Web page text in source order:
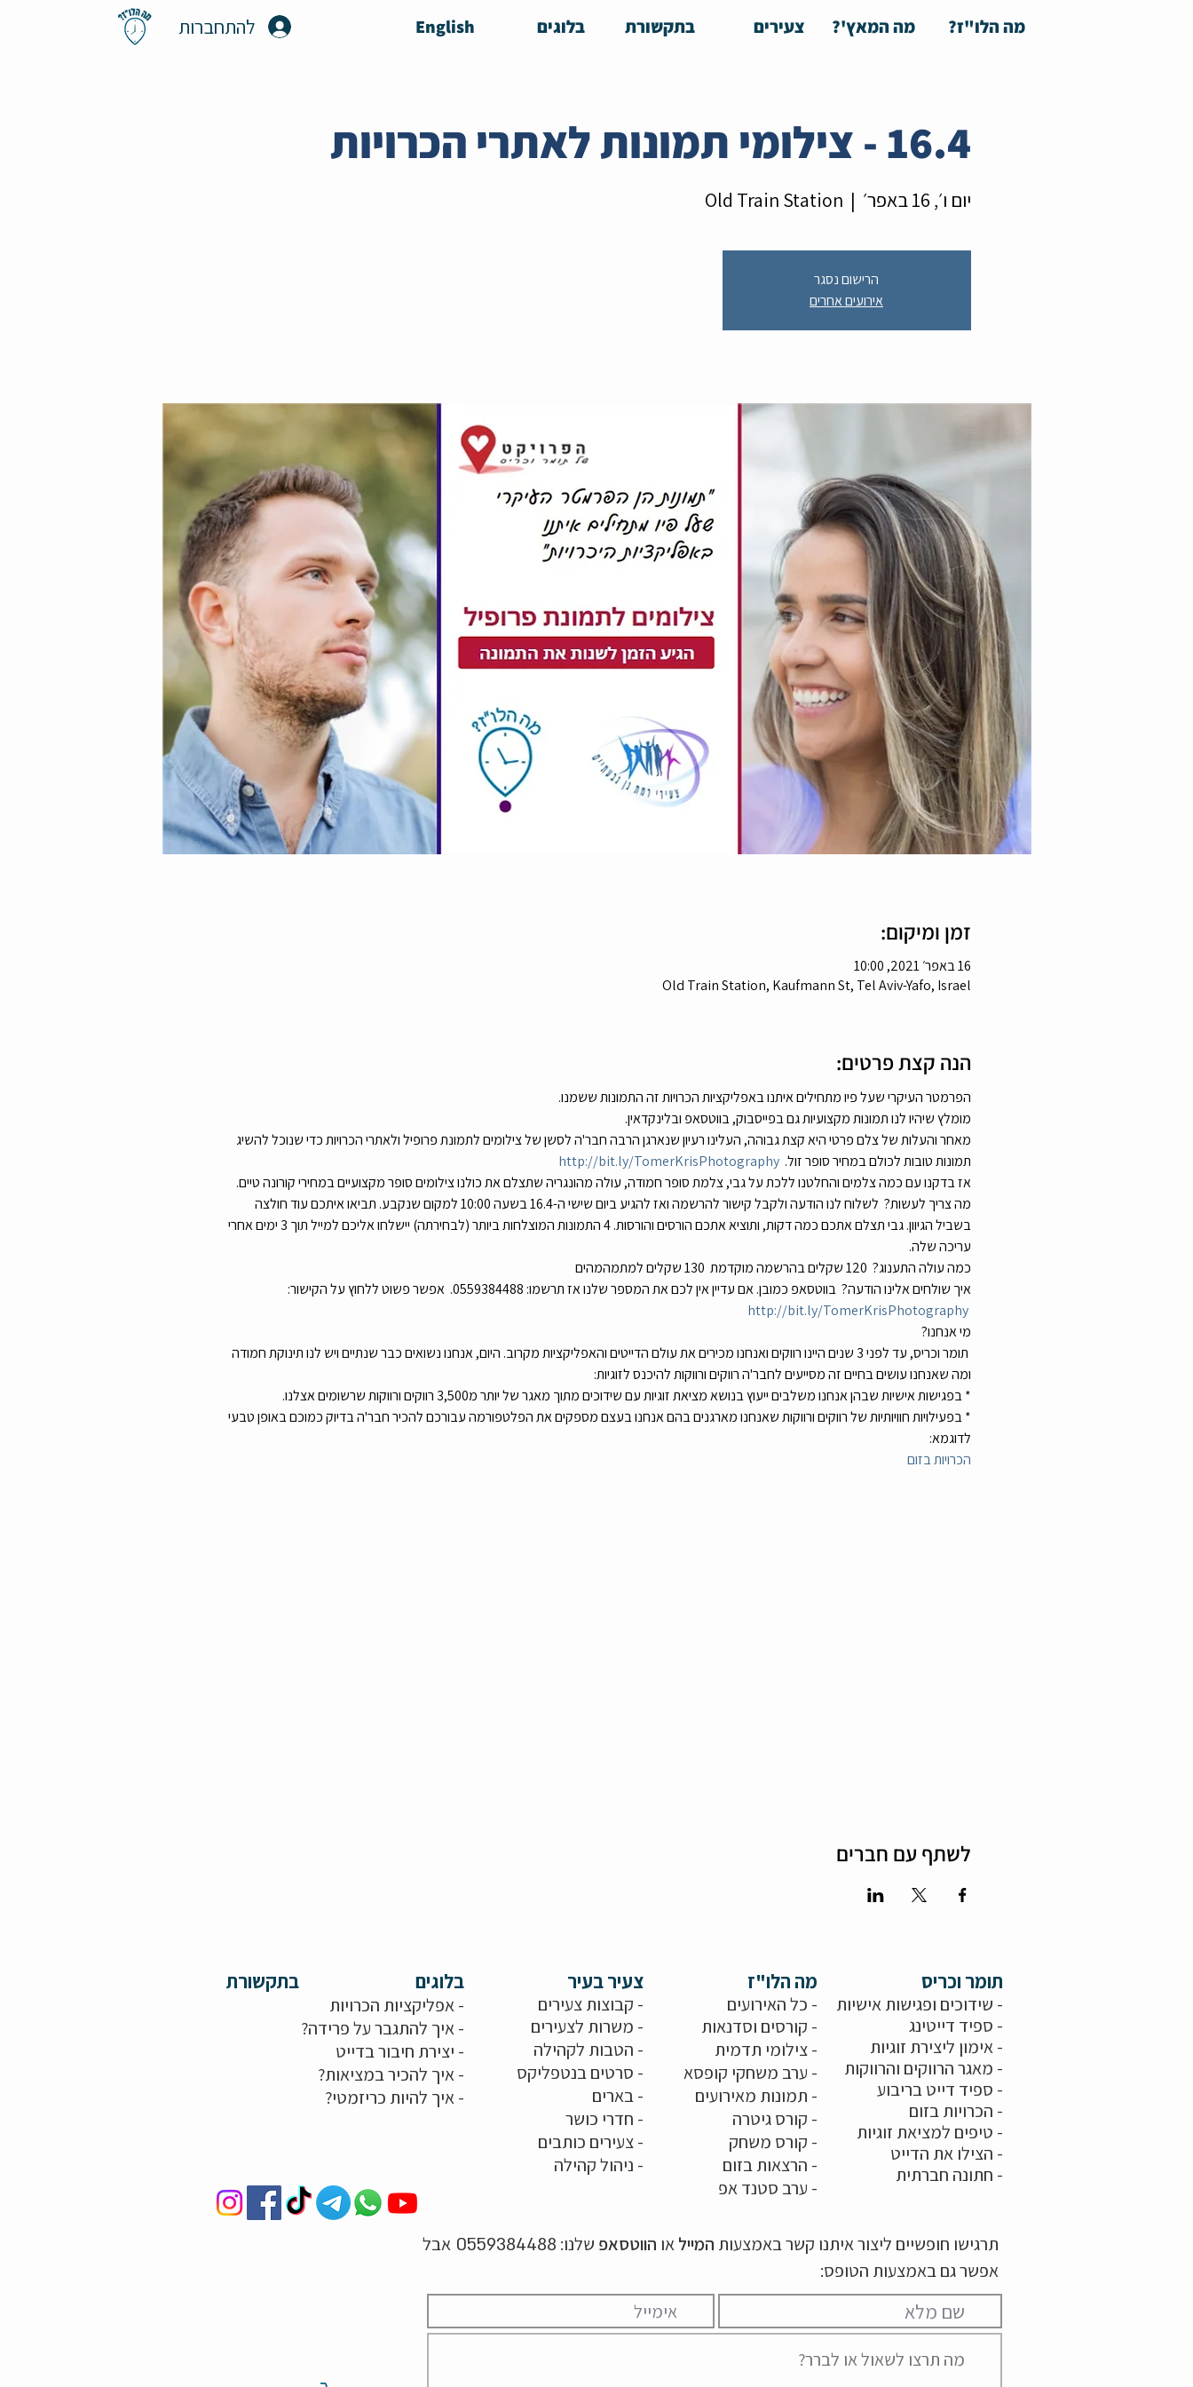
מה הלו"ז? מה המאץ'? צעירים בתקשורת בלוגים English להתחברות
16.4 - צילומי תמונות לאתרי הכרויות
יום ו׳, 16 באפר׳
  |
Old Train Station
הרישום נסגר
אירועים אחרים
זמן ומיקום:
16 באפר׳ 2021, 10:00
Old Train Station, Kaufmann St, Tel Aviv-Yafo, Israel
הנה קצת פרטים:
הפרמטר העיקרי שעל פיו מתחילים איתנו באפליקציות הכרויות זה התמונות ששמנו.
מומלץ שיהיו לנו תמונות מקצועיות גם בפייסבוק, בווטסאפ ובלינקדאין.
מאחר והעלות של צלם פרטי היא קצת גבוהה, העלינו רעיון שנארגן הרבה חבר'ה לסשן של צילומים לתמונת פרופיל ולאתרי הכרויות כדי שנוכל להשיג
תמונות טובות לכולם במחיר סופר זול. http://bit.ly/TomerKrisPhotography
אז בדקנו עם כמה צלמים והחלטנו ללכת על גבי, צלמת סופר חמודה, עולה מהונגריה שתצלם את כולנו צילומים סופר מקצועיים במחירי קורונה טיים.
מה צריך לעשות?  לשלוח לנו הודעה ולקבל קישור להרשמה ואז להגיע ביום שישי ה-16.4 בשעה 10:00 למקום שנקבע. תביאו איתכם עוד חולצה
בשביל הגיוון. גבי תצלם אתכם כמה דקות, ותוציא אתכם הורסים והורסות. 4 התמונות המוצלחות ביותר (לבחירתה) יישלחו אליכם למייל תוך 3 ימים אחרי
עריכה שלה.
כמה עולה התענוג?  120 שקלים בהרשמה מוקדמת  130 שקלים למתמהמהים
איך שולחים אלינו הודעה?  בווטסאפ כמובן. אם עדיין אין לכם את המספר שלנו אז תרשמו: 0559384488.  אפשר פשוט ללחוץ על הקישור:
http://bit.ly/TomerKrisPhotography
מי אנחנו?
תומר וכריס, עד לפני 3 שנים היינו רווקים ואנחנו מכירים את עולם הדייטים והאפליקציות מקרוב. היום, אנחנו נשואים כבר שנתיים ויש לנו תינוקת חמודה
ומה שאנחנו עושים בחיים זה מסייעים לחבר'ה רווקים ורווקות להיכנס לזוגיות:
* בפגישות אישיות שבהן אנחנו משלבים ייעוץ בנושא מציאת זוגיות עם שידוכים מתוך מאגר של יותר מ3,500 רווקים ורווקות שרשומים אצלנו.
* בפעילויות חוויותיות של רווקים ורווקות שאנחנו מארגנים בהם אנחנו בעצם מספקים את הפלטפורמה עבורכם להכיר חבר'ה בדיוק כמוכם באופן טבעי
לדוגמא:
הכרויות בזום
לשתף עם חברים
בתקשורת בלוגים
-אפליקציות הכרויות
-איך להתגבר על פרידה?
- יצירת חיבור בדייט
-איך להכיר במציאות?
-איך להיות כריזמטי?
צעיר בעיר
- קבוצות צעירים
- משרות לצעירים
- הטבות לקהילה
- סרטים בנטפליקס
- בארים
- חדרי כושר
-צעירים כותבים
- ניהול קהילה
מה הלו"ז
- כל האירועים
- קורסים וסדנאות
-צילומי תדמית
- ערב משחקי קופסא
- תמונות מאירועים
- קורס גיטרה
- קורס משחק
- הרצאות בזום
- ערב סטנד אפ
תומר וכריס
- שידוכים ופגישות אישיות
- ספיד דייטינג
-אימון ליצירת זוגיות
- מאגר הרווקים והרווקות
- ספיד דייט בריבוע
- הכרויות בזום
- טיפים למציאת זוגיות
- הצילו את הדייט
- חתונה חברתית
תרגישו חופשיים ליצור איתנו קשר באמצעות המיילאו הווטסאפ שלנו: 0559384488 אבל
אפשר גם באמצעות הטופס: